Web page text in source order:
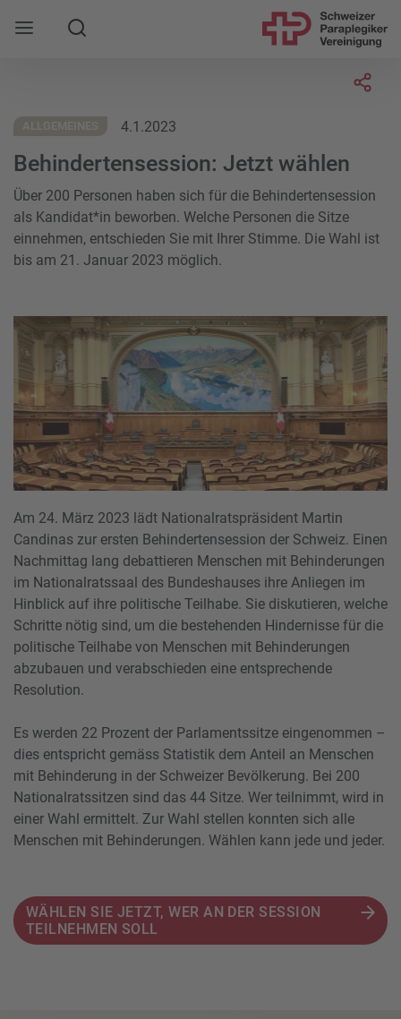
Mobile Navigation öffnen
Suche
ALLGEMEINES 4.1.2023
Behindertensession: Jetzt wählen
Über 200 Personen haben sich für die Behindertensession
als Kandidat*in beworben. Welche Personen die Sitze
einnehmen, entschieden Sie mit Ihrer Stimme. Die Wahl ist
bis am 21. Januar 2023 möglich.
Am 24. März 2023 lädt Nationalratspräsident Martin
Candinas zur ersten Behindertensession der Schweiz. Einen
Nachmittag lang debattieren Menschen mit Behinderungen
im Nationalratssaal des Bundeshauses ihre Anliegen im
Hinblick auf ihre politische Teilhabe. Sie diskutieren, welche
Schritte nötig sind, um die bestehenden Hindernisse für die
politische Teilhabe von Menschen mit Behinderungen
abzubauen und verabschieden eine entsprechende
Resolution.
Es werden 22 Prozent der Parlamentssitze eingenommen –
dies entspricht gemäss Statistik dem Anteil an Menschen
mit Behinderung in der Schweizer Bevölkerung. Bei 200
Nationalratssitzen sind das 44 Sitze. Wer teilnimmt, wird in
einer Wahl ermittelt. Zur Wahl stellen konnten sich alle
Menschen mit Behinderungen. Wählen kann jede und jeder.
WÄHLEN SIE JETZT, WER AN DER SESSION
TEILNEHMEN SOLL